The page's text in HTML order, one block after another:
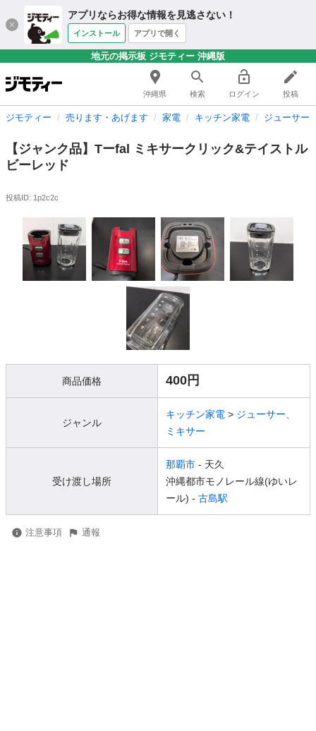
アプリならお得な情報を見逃さない！
インストール アプリで開く
地元の掲示板 ジモティー 沖縄版
沖縄県 検索 ログイン 投稿
ジモティー 売ります・あげます 家電 キッチン家電 ジューサー
【ジャンク品】Tーfal ミキサークリック&テイストル
ビーレッド
投稿ID: 1p2c2c
商品価格 400円
ジャンル
キッチン家電 > ジューサー、
ミキサー
受け渡し場所
那覇市 - 天久
沖縄都市モノレール線(ゆいレ
ール) - 古島駅
注意事項 通報